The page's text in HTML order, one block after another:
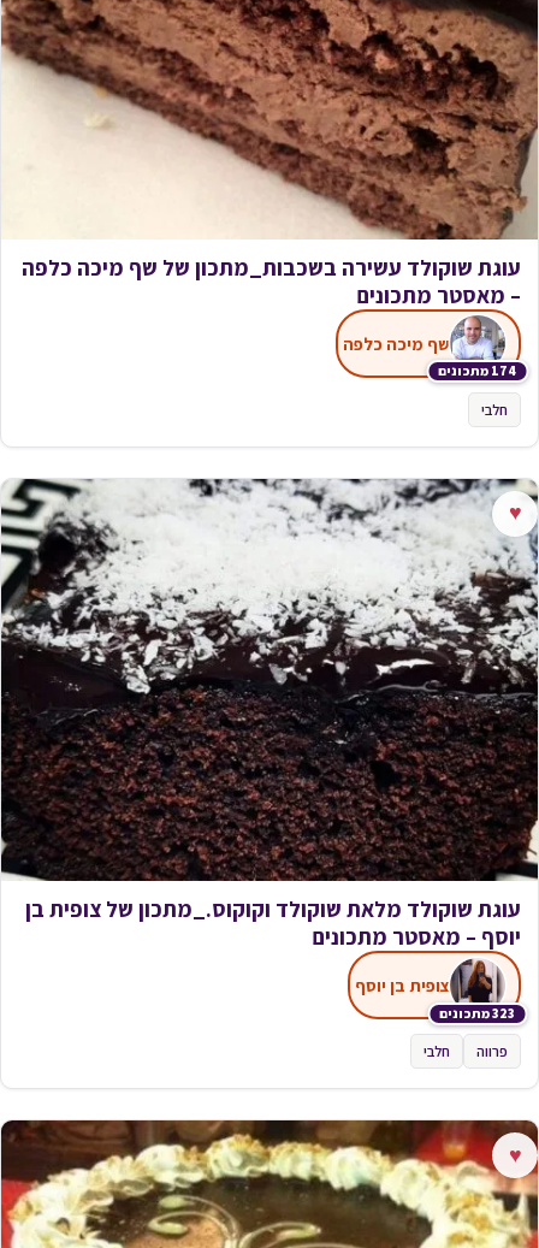
עוגת שוקולד עשירה בשכבות_מתכון של שף מיכה כלפה
– מאסטר מתכונים
174 מתכונים
שף מיכה כלפה
חלבי
♥
עוגת שוקולד מלאת שוקולד וקוקוס._מתכון של צופית בן
יוסף – מאסטר מתכונים
323 מתכונים
צופית בן יוסף
פרווה חלבי
♥